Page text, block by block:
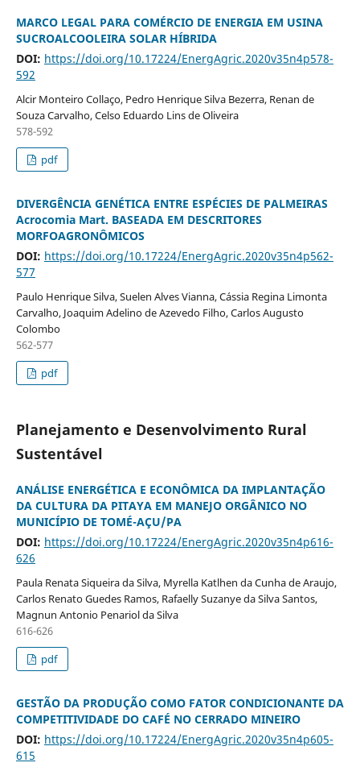
MARCO LEGAL PARA COMÉRCIO DE ENERGIA EM USINA
SUCROALCOOLEIRA SOLAR HÍBRIDA
DOI: https://doi.org/10.17224/EnergAgric.2020v35n4p578-
592
Alcir Monteiro Collaço, Pedro Henrique Silva Bezerra, Renan de
Souza Carvalho, Celso Eduardo Lins de Oliveira
578-592
pdf
DIVERGÊNCIA GENÉTICA ENTRE ESPÉCIES DE PALMEIRAS
Acrocomia Mart. BASEADA EM DESCRITORES
MORFOAGRONÔMICOS
DOI: https://doi.org/10.17224/EnergAgric.2020v35n4p562-
577
Paulo Henrique Silva, Suelen Alves Vianna, Cássia Regina Limonta
Carvalho, Joaquim Adelino de Azevedo Filho, Carlos Augusto
Colombo
562-577
pdf
Planejamento e Desenvolvimento Rural
Sustentável
ANÁLISE ENERGÉTICA E ECONÔMICA DA IMPLANTAÇÃO
DA CULTURA DA PITAYA EM MANEJO ORGÂNICO NO
MUNICÍPIO DE TOMÉ-AÇU/PA
DOI: https://doi.org/10.17224/EnergAgric.2020v35n4p616-
626
Paula Renata Siqueira da Silva, Myrella Katlhen da Cunha de Araujo,
Carlos Renato Guedes Ramos, Rafaelly Suzanye da Silva Santos,
Magnun Antonio Penariol da Silva
616-626
pdf
GESTÃO DA PRODUÇÃO COMO FATOR CONDICIONANTE DA
COMPETITIVIDADE DO CAFÉ NO CERRADO MINEIRO
DOI: https://doi.org/10.17224/EnergAgric.2020v35n4p605-
615